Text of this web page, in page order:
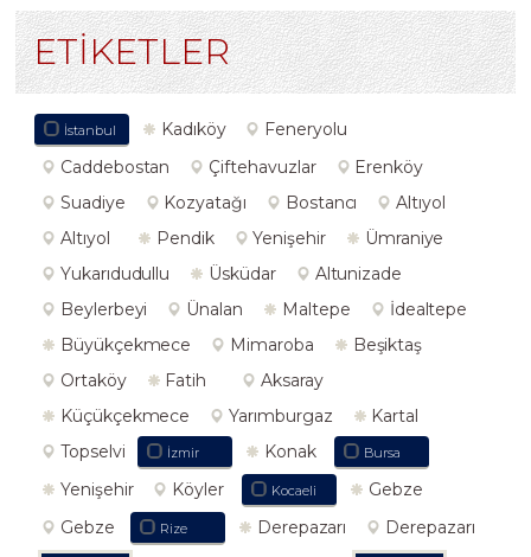
ETİKETLER
İstanbul Kadıköy
Feneryolu
Caddebostan
Çiftehavuzlar
Erenköy
Suadiye
Kozyatağı Bostancı
Altıyol
Altıyol
Pendik Yenişehir
Ümraniye
Yukarıdudullu
Üsküdar
Altunizade
Beylerbeyi
Ünalan Maltepe
İdealtepe
Büyükçekmece
Mimaroba
Beşiktaş
Ortaköy
Fatih
Aksaray
Küçükçekmece
Yarımburgaz
Kartal
Topselvi
İzmir Konak Bursa
Yenişehir Köyler Kocaeli
Gebze
Gebze
Rize Derepazarı Derepazarı